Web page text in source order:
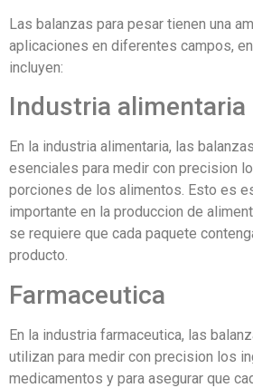
Las balanzas para pesar tienen una
aplicaciones en diferentes campos,
incluyen:
Industria alimentaria
En la industria alimentaria, las
esenciales para medir con precision
porciones de los alimentos. Esto es
importante en la produccion de
se requiere que cada paquete
producto.
Farmaceutica
En la industria farmaceutica, las
utilizan para medir con precision los
medicamentos y para asegurar que